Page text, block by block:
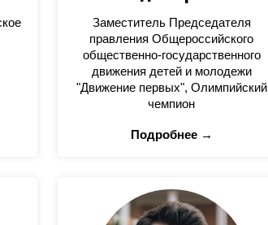
Заместитель Председателя
правления Общероссийского
общественно-государственного
движения детей и молодежи
"Движение первых", Олимпийский
чемпион
Подробнее →